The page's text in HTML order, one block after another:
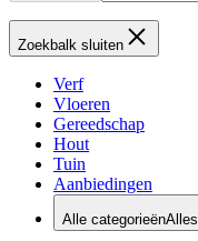
Zoekbalk sluiten
Verf
Vloeren
Gereedschap
Hout
Tuin
Aanbiedingen
Alle categorieënAlles